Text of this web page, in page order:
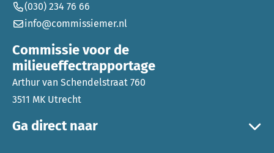
Ga direct naar
(030) 234 76 66
info@commissiemer.nl
Commissie voor de
milieueffectrapportage
Arthur van Schendelstraat 760
3511 MK Utrecht